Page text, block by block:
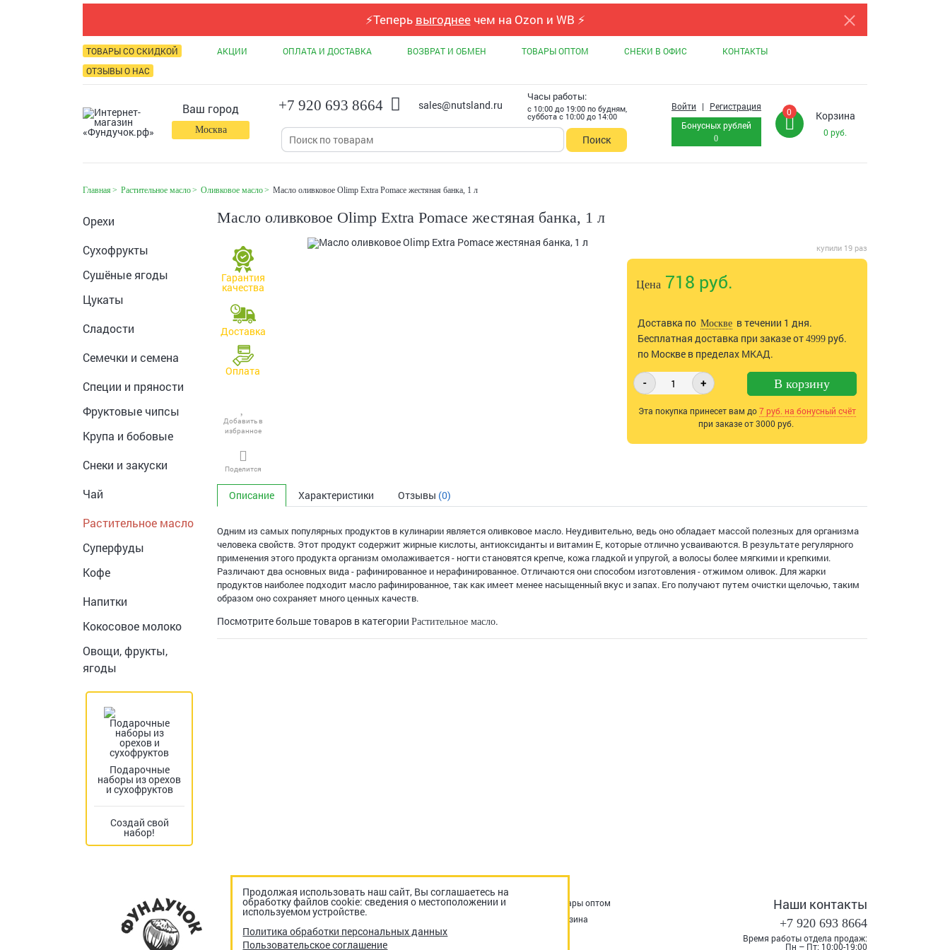
⚡Теперь выгоднеечем на Ozon и WB ⚡
ТОВАРЫ СО СКИДКОЙ АКЦИИ ОПЛАТА И ДОСТАВКА ВОЗВРАТ И ОБМЕН ТОВАРЫ ОПТОМ СНЕКИ В ОФИС
КОНТАКТЫ
ОТЗЫВЫ О НАС
Ваш город
Москва
+7 920 693 8664 sales@nutsland.ru
Часы работы:
с 10:00 до 19:00 по будням,
суббота с 10:00 до 14:00
Поиск
Войти |
Регистрация
Бонусных рублей
0
0 Корзина
0 руб.
Главная Растительное масло Оливковое масло Масло оливковое Olimp Extra Pomace жестяная банка, 1 л
Орехи
Сухофрукты
Сушёные ягоды
Цукаты
Сладости
Семечки и семена
Специи и пряности
Фруктовые чипсы
Крупа и бобовые
Снеки и закуски
Чай
Растительное масло
Суперфуды
Кофе
Напитки
Кокосовое молоко
Овощи, фрукты,
ягоды
Подарочные
наборы из орехов
и сухофруктов
Создай свой
набор!
Масло оливковое Olimp Extra Pomace жестяная банка, 1 л
Гарантия
качества
Доставка
Оплата
Добавить в
избранное
Поделится
купили 19 раз
Цена 718 руб.
Доставка по Москве в течении 1 дня.
Бесплатная доставка при заказе от 4999руб.
по Москве в пределах МКАД.
- + В корзину
Эта покупка принесет вам до7руб. на бонусный счёт
при заказе от 3000 руб.
Описание Характеристики Отзывы (0)
Одним из самых популярных продуктов в кулинарии является оливковое масло. Неудивительно, ведь оно обладает массой полезных для организма
человека свойств. Этот продукт содержит жирные кислоты, антиоксиданты и витамин Е, которые отлично усваиваются. В результате регулярного
применения этого продукта организм омолаживается - ногти становятся крепче, кожа гладкой и упругой, а волосы более мягкими и крепкими.
Различают два основных вида - рафинированное и нерафинированное. Отличаются они способом изготовления - отжимом оливок. Для жарки
продуктов наиболее подходит масло рафинированное, так как имеет менее насыщенный вкус и запах. Его получают путем очистки щелочью, таким
образом оно сохраняет много ценных качеств.
Посмотрите больше товаров в категории Растительное масло.
Акции Оплата и доставка Возврат и обмен
Товары оптом
Снеки в офис
Корзина
Оформление заказа
Наши контакты
+7 920 693 8664
Время работы отдела продаж:
Пн – Пт: 10:00-19:00
Продолжая использовать наш сайт, Вы соглашаетесь на
обработку файлов cookie: сведения о местоположении и
используемом устройстве.
Политика обработки персональных данных
Пользовательское соглашение